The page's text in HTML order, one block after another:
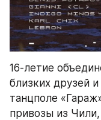
16-летие
близких друзей
танцполе
привозы из